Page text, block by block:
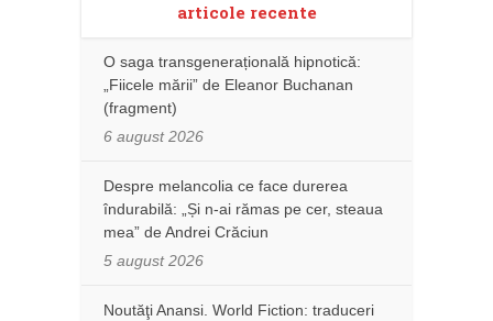
articole recente
O saga transgenerațională hipnotică:
„Fiicele mării” de Eleanor Buchanan
(fragment)
6 august 2026
Despre melancolia ce face durerea
îndurabilă: „Și n-ai rămas pe cer, steaua
mea” de Andrei Crăciun
5 august 2026
Noutăţi Anansi. World Fiction: traduceri